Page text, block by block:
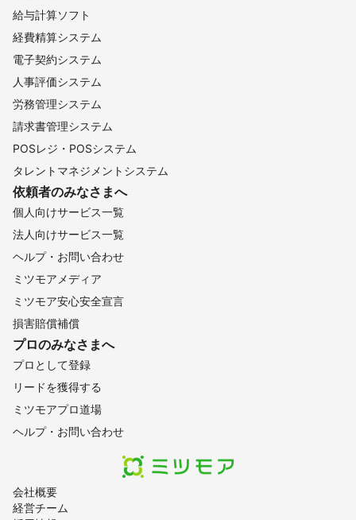
会社概要
経営チーム
給与計算ソフト
経費精算システム
電子契約システム
人事評価システム
労務管理システム
請求書管理システム
POSレジ・POSシステム
タレントマネジメントシステム
依頼者のみなさまへ
個人向けサービス一覧
法人向けサービス一覧
ヘルプ・お問い合わせ
ミツモアメディア
ミツモア安心安全宣言
損害賠償補償
プロのみなさまへ
プロとして登録
リードを獲得する
ミツモアプロ道場
ヘルプ・お問い合わせ